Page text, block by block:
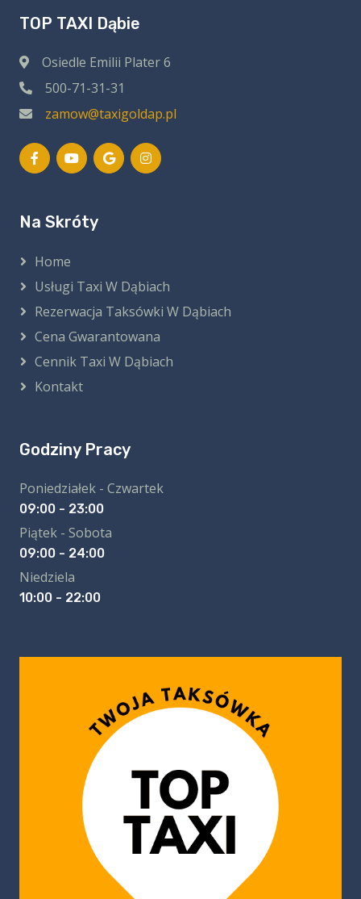
TOP TAXI Dąbie
Osiedle Emilii Plater 6
500-71-31-31
zamow@taxigoldap.pl
Na Skróty
Home
Usługi Taxi W Dąbiach
Rezerwacja Taksówki W Dąbiach
Cena Gwarantowana
Cennik Taxi W Dąbiach
Kontakt
Godziny Pracy
Poniedziałek - Czwartek
09:00 - 23:00
Piątek - Sobota
09:00 - 24:00
Niedziela
10:00 - 22:00